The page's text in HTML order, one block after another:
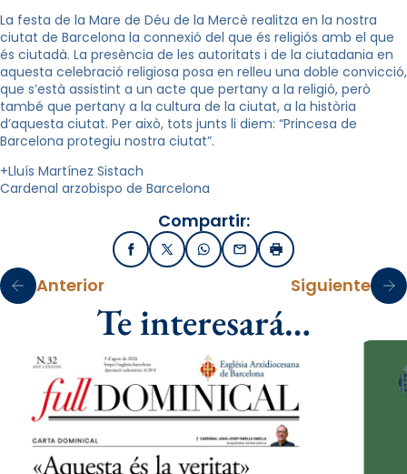
La festa de la Mare de Déu de la Mercè realitza en la nostra
ciutat de Barcelona la connexió del que és religiós amb el que
és ciutadà. La presència de les autoritats i de la ciutadania en
aquesta celebració religiosa posa en relleu una doble convicció,
que s’està assistint a un acte que pertany a la religió, però
també que pertany a la cultura de la ciutat, a la història
d’aquesta ciutat. Per això, tots junts li diem: “Princesa de
Barcelona protegiu nostra ciutat”.
+Lluís Martínez Sistach
Cardenal arzobispo de Barcelona
Compartir:
FacebookX / TwitterWhatsApp
EmailImprimir
Anterior Siguiente
Te interesará…